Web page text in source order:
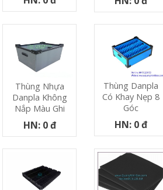
Thùng Nhựa
Danpla Không
Nắp Màu Ghi
HN: 0 đ
Thùng Danpla
Có Khay Nẹp 8
Góc
HN: 0 đ